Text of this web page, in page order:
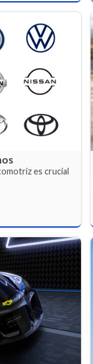
es crucial